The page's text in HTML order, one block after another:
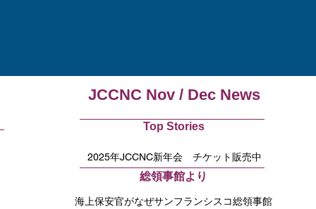
JCCNC Nov / Dec News
Top Stories
2025年JCCNC新年会 チケット販売中
総領事館より
海上保安官がなぜサンフランシスコ総領事館